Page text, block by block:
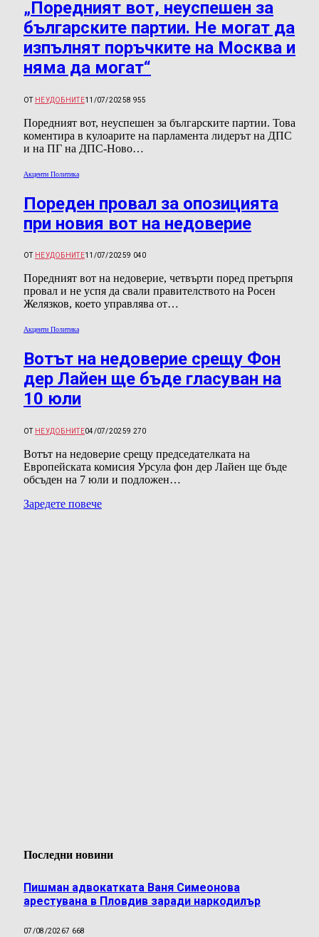
„Поредният вот, неуспешен за
българските партии. Не могат да
изпълнят поръчките на Москва и
няма да могат“
ОТ НЕУДОБНИТЕ11/07/20258 955
Поредният вот, неуспешен за българските партии. Това
коментира в кулоарите на парламента лидерът на ДПС
и на ПГ на ДПС-Ново…
Акценти Политика
Пореден провал за опозицията
при новия вот на недоверие
ОТ НЕУДОБНИТЕ11/07/20259 040
Поредният вот на недоверие, четвърти поред претърпя
провал и не успя да свали правителството на Росен
Желязков, което управлява от…
Акценти Политика
Вотът на недоверие срещу Фон
дер Лайен ще бъде гласуван на
10 юли
ОТ НЕУДОБНИТЕ04/07/20259 270
Вотът на недоверие срещу председателката на
Европейската комисия Урсула фон дер Лайен ще бъде
обсъден на 7 юли и подложен…
Заредете повече
Последни новини
Пишман адвокатката Ваня Симеонова
арестувана в Пловдив заради наркодилър
07/08/20267 668